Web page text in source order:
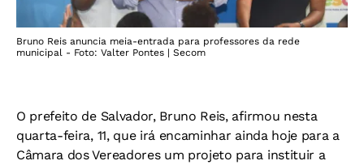
Bruno Reis anuncia meia-entrada para professores da rede
municipal - Foto: Valter Pontes | Secom
O prefeito de Salvador, Bruno Reis, afirmou nesta
quarta-feira, 11, que irá encaminhar ainda hoje para a
Câmara dos Vereadores um projeto para instituir a